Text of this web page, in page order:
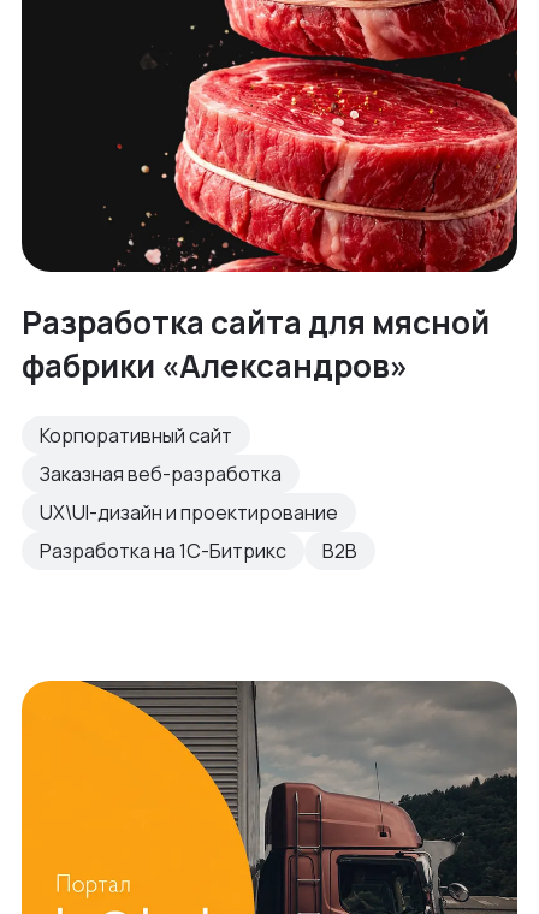
Разработка сайта для мясной
фабрики «Александров»
Корпоративный сайт
Заказная веб-разработка
UX\UI-дизайн и проектирование
Разработка на 1С-Битрикс
B2B